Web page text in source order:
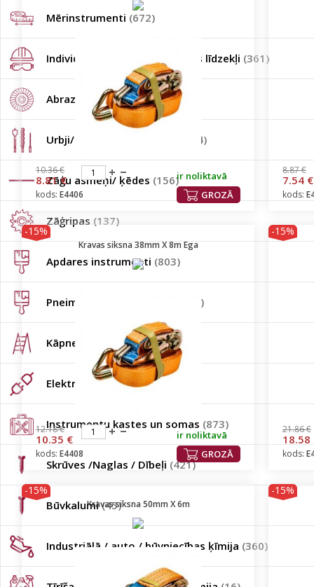
Mērinstrumenti (672)
Individuālie darba aizsardzības līdzekļi (361)
Abrazīvi (1357)
Urbji/Frēzes/Kalti/Uzgaļi (2624)
Zāģu asmeņi/ ķēdes (156)
Zāģripas (137)
Apdares instrumenti (803)
Pneimatiskie instrumenti (102)
Kāpnes
Elektropiederumi(302)
Instrumentu kastes un somas (873)
Skrūves /Naglas / Dībeļi (421)
Būvkalumi(45)
Industriālā / auto / būvniecības ķīmija (360)
10.36 €
8.81 €
ir noliktavā
GROZĀ
kods: E4406
8.87 €
7.54 €
kods:
-15%
Kravas siksna 38mm X 8m Ega
12.18 €
10.35 €
ir noliktavā
GROZĀ
kods: E4408
-15%
21.86 €
18.58
kods:
-15%
Kravas siksna 50mm X 6m
-15%